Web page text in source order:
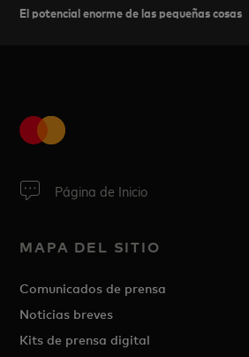
El potencial enorme de las pequeñas cosas
Página de Inicio
MAPA DEL SITIO
Comunicados de prensa
Noticias breves
Kits de prensa digital